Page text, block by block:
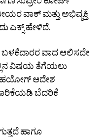
ವಾಕ್‌ ಮತ್ತು ಅಭಿವ್ಯಕ್ತಿ
ಎಕ್ಸ್‌ ಹೇಳಿದೆ.
ವಾದ ಆಲಿಸದೇ
ವಿಷಯ ತೆಗೆಯಲು
ಆದೇಶ
ಬೆದರಿಕೆ
ಹಾಗೂ